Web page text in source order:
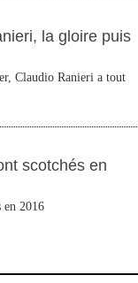
la gloire puis
Claudio Ranieri a tout
scotchés en
en 2016